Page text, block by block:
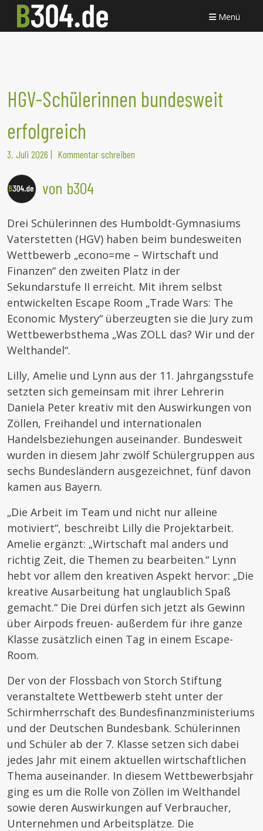
Menü
HGV-Schülerinnen bundesweit
erfolgreich
3. Juli 2026 | Kommentar schreiben
von b304
Drei Schülerinnen des Humboldt-Gymnasiums
Vaterstetten (HGV) haben beim bundesweiten
Wettbewerb „econo=me – Wirtschaft und
Finanzen“ den zweiten Platz in der
Sekundarstufe II erreicht. Mit ihrem selbst
entwickelten Escape Room „Trade Wars: The
Economic Mystery“ überzeugten sie die Jury zum
Wettbewerbsthema „Was ZOLL das? Wir und der
Welthandel“.
Lilly, Amelie und Lynn aus der 11. Jahrgangsstufe
setzten sich gemeinsam mit ihrer Lehrerin
Daniela Peter kreativ mit den Auswirkungen von
Zöllen, Freihandel und internationalen
Handelsbeziehungen auseinander. Bundesweit
wurden in diesem Jahr zwölf Schülergruppen aus
sechs Bundesländern ausgezeichnet, fünf davon
kamen aus Bayern.
„Die Arbeit im Team und nicht nur alleine
motiviert“, beschreibt Lilly die Projektarbeit.
Amelie ergänzt: „Wirtschaft mal anders und
richtig Zeit, die Themen zu bearbeiten.“ Lynn
hebt vor allem den kreativen Aspekt hervor: „Die
kreative Ausarbeitung hat unglaublich Spaß
gemacht.“ Die Drei dürfen sich jetzt als Gewinn
über Airpods freuen- außerdem für ihre ganze
Klasse zusätzlich einen Tag in einem Escape-
Room.
Der von der Flossbach von Storch Stiftung
veranstaltete Wettbewerb steht unter der
Schirmherrschaft des Bundesfinanzministeriums
und der Deutschen Bundesbank. Schülerinnen
und Schüler ab der 7. Klasse setzen sich dabei
jedes Jahr mit einem aktuellen wirtschaftlichen
Thema auseinander. In diesem Wettbewerbsjahr
ging es um die Rolle von Zöllen im Welthandel
sowie deren Auswirkungen auf Verbraucher,
Unternehmen und Arbeitsplätze. Die